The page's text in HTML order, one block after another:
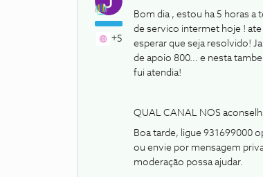
+5
Bom dia , estou ha 5 horas a
de servico intermet hoje !
esperar que seja resolvido!
de apoio 800… e nesta
fui atendia!
QUAL CANAL NOS
Boa tarde, ligue 931699000
ou envie por mensagem
moderação possa ajudar.